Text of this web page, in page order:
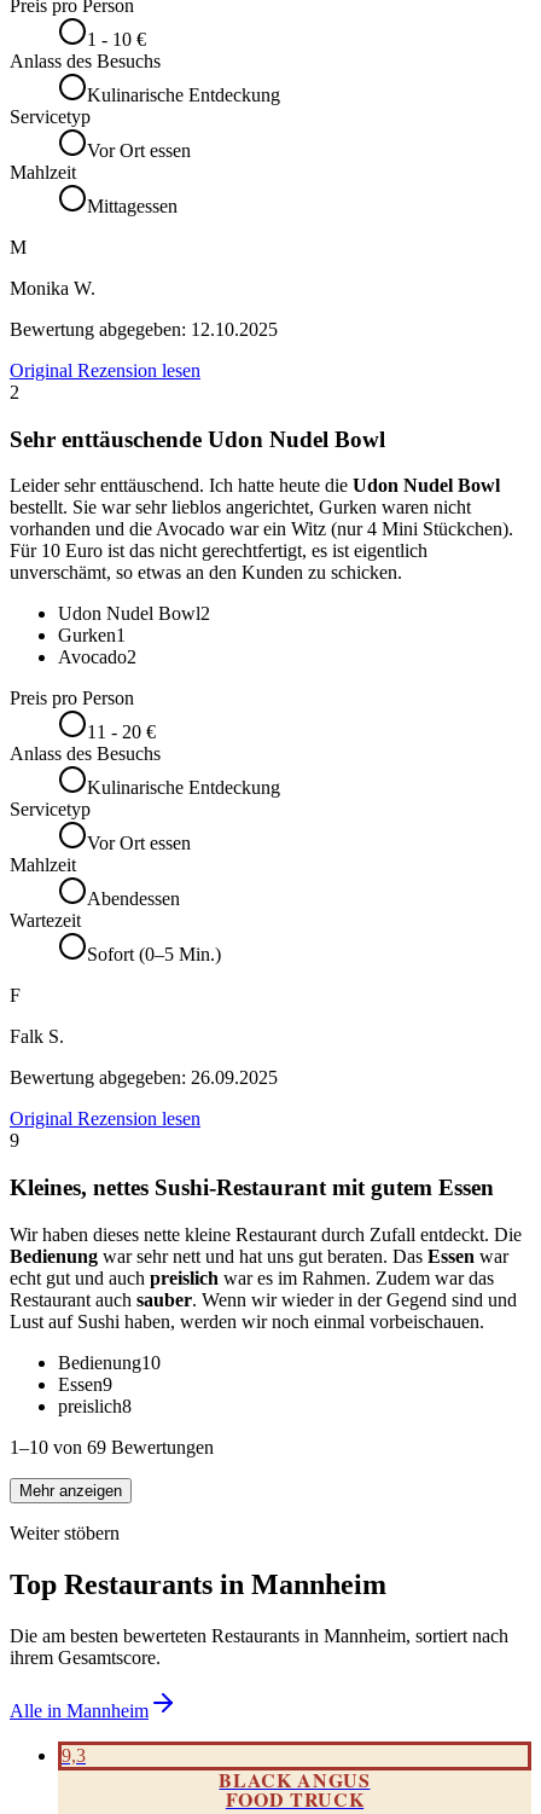
Preis pro Person
1 - 10 €
Anlass des Besuchs
Kulinarische Entdeckung
Servicetyp
Vor Ort essen
Mahlzeit
Mittagessen
M
Monika W.
Bewertung abgegeben: 12.10.2025
Original Rezension lesen
2
Sehr enttäuschende Udon Nudel Bowl
Leider sehr enttäuschend. Ich hatte heute die Udon Nudel Bowl
bestellt. Sie war sehr lieblos angerichtet, Gurken waren nicht
vorhanden und die Avocado war ein Witz (nur 4 Mini Stückchen).
Für 10 Euro ist das nicht gerechtfertigt, es ist eigentlich
unverschämt, so etwas an den Kunden zu schicken.
Udon Nudel Bowl2
Gurken1
Avocado2
Preis pro Person
11 - 20 €
Anlass des Besuchs
Kulinarische Entdeckung
Servicetyp
Vor Ort essen
Mahlzeit
Abendessen
Wartezeit
Sofort (0–5 Min.)
F
Falk S.
Bewertung abgegeben: 26.09.2025
Original Rezension lesen
9
Kleines, nettes Sushi-Restaurant mit gutem Essen
Wir haben dieses nette kleine Restaurant durch Zufall entdeckt. Die
Bedienung war sehr nett und hat uns gut beraten. Das Essen war
echt gut und auch preislich war es im Rahmen. Zudem war das
Restaurant auch sauber. Wenn wir wieder in der Gegend sind und
Lust auf Sushi haben, werden wir noch einmal vorbeischauen.
Bedienung10
Essen9
preislich8
1–10 von 69 Bewertungen
Mehr anzeigen
Weiter stöbern
Top Restaurants in Mannheim
Die am besten bewerteten Restaurants in Mannheim, sortiert nach
ihrem Gesamtscore.
Alle in Mannheim
9,3
BLACK ANGUS
FOOD TRUCK